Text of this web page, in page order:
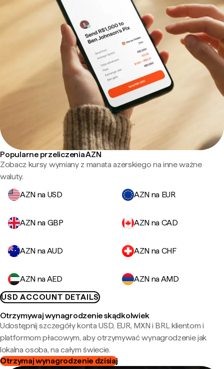
Popularne przeliczenia AZN
Zobacz kursy wymiany z manata azerskiego na inne ważne
waluty.
AZN na USD
AZN na EUR
AZN na GBP AZN na CAD
AZN na AUD AZN na CHF
AZN na AED
AZN na AMD
USD ACCOUNT DETAILS
Otrzymywaj wynagrodzenie skądkolwiek
Udostępnij szczegóły konta USD, EUR, MXN i BRL klientom i
platformom płacowym, aby otrzymywać wynagrodzenie jak
lokalna osoba, na całym świecie.
Otrzymaj wynagrodzenie dzisiaj